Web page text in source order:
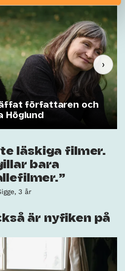
författaren och
Höglund
›
läskiga filmer.
bara
3 år
är nyfiken på